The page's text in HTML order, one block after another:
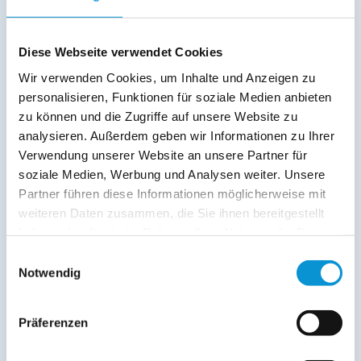
Diese Webseite verwendet Cookies
Wir verwenden Cookies, um Inhalte und Anzeigen zu
personalisieren, Funktionen für soziale Medien anbieten
zu können und die Zugriffe auf unsere Website zu
analysieren. Außerdem geben wir Informationen zu Ihrer
Verwendung unserer Website an unsere Partner für
soziale Medien, Werbung und Analysen weiter. Unsere
Partner führen diese Informationen möglicherweise mit
weiteren Daten zusammen, die Sie ihnen bereitgestellt
Notwendig
Präferenzen
Handtücher inkl.
Beschreibung
Auf den kilometerweiten Wegen rund um Rabenkirchen
können Radler, Skater oder Wanderer ihrem Sport
nachgehen. Schlei und Ostsee sind nur wenige Autominuten
entfernt. Die nähere und weitere Umgebung bietet eine
Vielzahl von Freizeitmöglichkeiten.
Lage & Adresse des Objektes